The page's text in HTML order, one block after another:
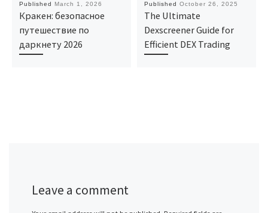
Published March 1, 2026
Кракен: безопасное
путешествие по
даркнету 2026
Published October 26, 2025
The Ultimate
Dexscreener Guide for
Efficient DEX Trading
Leave a comment